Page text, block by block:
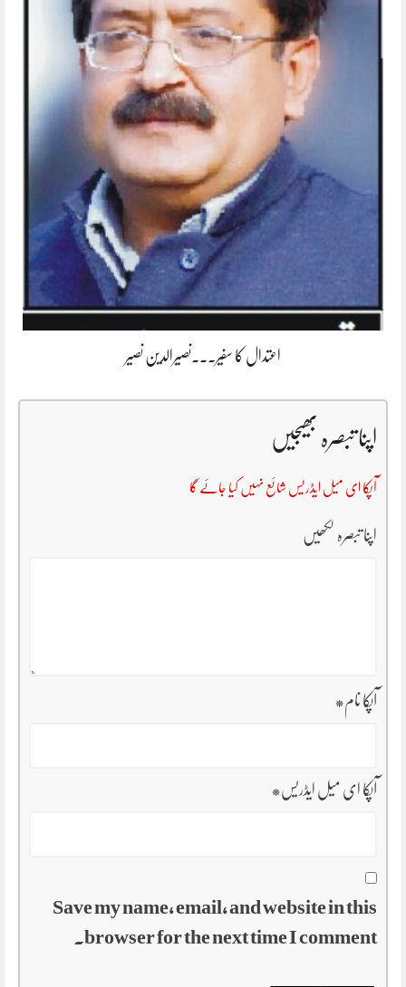
اعتدال کا سفیر۔۔۔نصیرالدین نصیر
اپنا تبصرہ بھیجیں
آپکا ای میل ایڈریس شائع نہیں کیا جائے گا
اپنا تبصرہ لکھیں
آپکا نام*
آپکا ای میل ایڈریس*
Save my name, email, and website in this
browser for the next time I comment.